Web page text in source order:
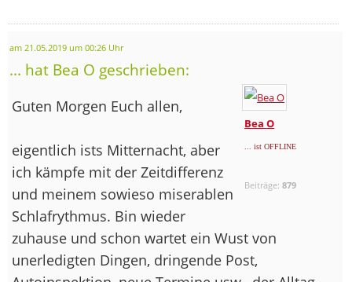
am 21.05.2019 um 00:26 Uhr
... hat Bea O geschrieben:
Bea O
... ist OFFLINE
Beiträge:879
Guten Morgen Euch allen,
eigentlich ists Mitternacht, aber
ich kämpfe mit der Zeitdifferenz
und meinem sowieso miserablen
Schlafrythmus. Bin wieder
zuhause und schon wartet ein Wust von
unerledigten Dingen, dringende Post,